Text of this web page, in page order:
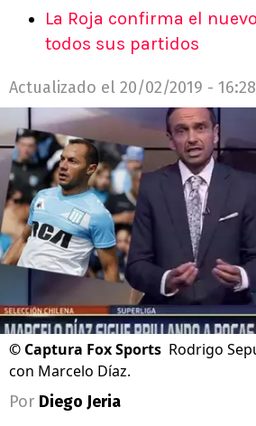
La Roja confirma el
todos sus partidos
Actualizado el 20/02/2019 -
© Captura Fox Sports Rodrigo
con Marcelo Díaz.
Por Diego Jeria